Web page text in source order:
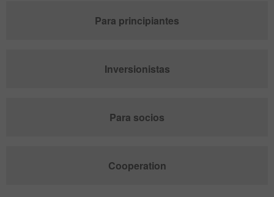
Para principiantes
Inversionistas
Para socios
Cooperation